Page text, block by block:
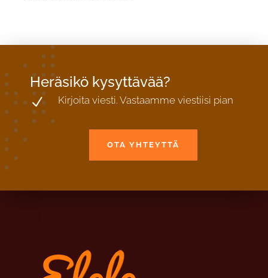
Heräsikö kysyttävää?
N Kirjoita viesti. Vastaamme viestiisi pian
OTA YHTEYTTÄ